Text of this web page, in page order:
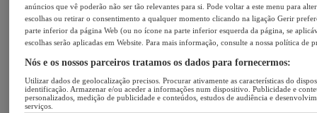
anúncios que vê poderão não ser tão relevantes para si. Pode voltar a este menu para
escolhas ou retirar o consentimento a qualquer momento clicando na ligação Gerir
parte inferior da página Web (ou no ícone na parte inferior esquerda da página, se
escolhas serão aplicadas em Website. Para mais informação, consulte a nossa política de
Nós e os nossos parceiros tratamos os dados para fornecermos:
Utilizar dados de geolocalização precisos. Procurar ativamente as características do
identificação. Armazenar e/ou aceder a informações num dispositivo. Publicidade e
personalizados, medição de publicidade e conteúdos, estudos de audiência e
serviços.